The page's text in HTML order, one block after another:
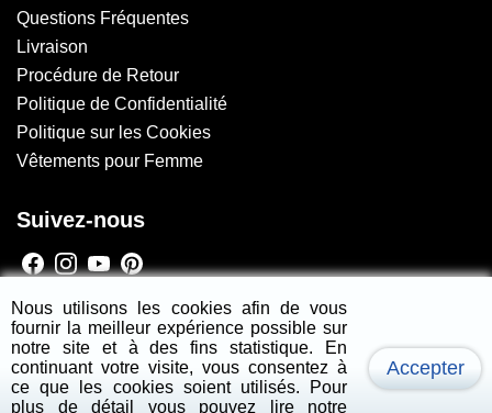
Questions Fréquentes
Livraison
Procédure de Retour
Politique de Confidentialité
Politique sur les Cookies
Vêtements pour Femme
Suivez-nous
Newsletter
Copyright 2026 - Jennyline - All Rights Reserved.
Nous utilisons les cookies afin de vous
fournir la meilleur expérience possible sur
notre site et à des fins statistique. En
continuant votre visite, vous consentez à
ce que les cookies soient utilisés. Pour
plus de détail vous pouvez lire notre
Accepter